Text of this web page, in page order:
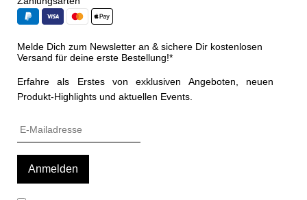
Melde Dich zum Newsletter an & sichere Dir kostenlosen
Versand für deine erste Bestellung!*
Erfahre als Erstes von exklusiven Angeboten, neuen
Produkt-Highlights und aktuellen Events.